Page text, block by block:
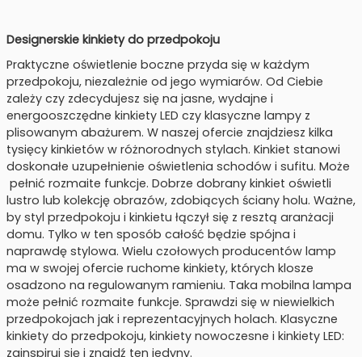
Designerskie kinkiety do przedpokoju
Praktyczne oświetlenie boczne przyda się w każdym
przedpokoju, niezależnie od jego wymiarów. Od Ciebie
zależy czy zdecydujesz się na jasne, wydajne i
energooszczędne kinkiety LED czy klasyczne lampy z
plisowanym abażurem. W naszej ofercie znajdziesz kilka
tysięcy kinkietów w różnorodnych stylach. Kinkiet stanowi
doskonałe uzupełnienie oświetlenia schodów i sufitu. Może
pełnić rozmaite funkcje. Dobrze dobrany kinkiet oświetli
lustro lub kolekcję obrazów, zdobiących ściany holu. Ważne,
by styl przedpokoju i kinkietu łączył się z resztą aranżacji
domu. Tylko w ten sposób całość będzie spójna i
naprawdę stylowa. Wielu czołowych producentów lamp
ma w swojej ofercie ruchome kinkiety, których klosze
osadzono na regulowanym ramieniu. Taka mobilna lampa
może pełnić rozmaite funkcje. Sprawdzi się w niewielkich
przedpokojach jak i reprezentacyjnych holach. Klasyczne
kinkiety do przedpokoju, kinkiety nowoczesne i kinkiety LED:
zainspiruj się i znajdź ten jedyny.